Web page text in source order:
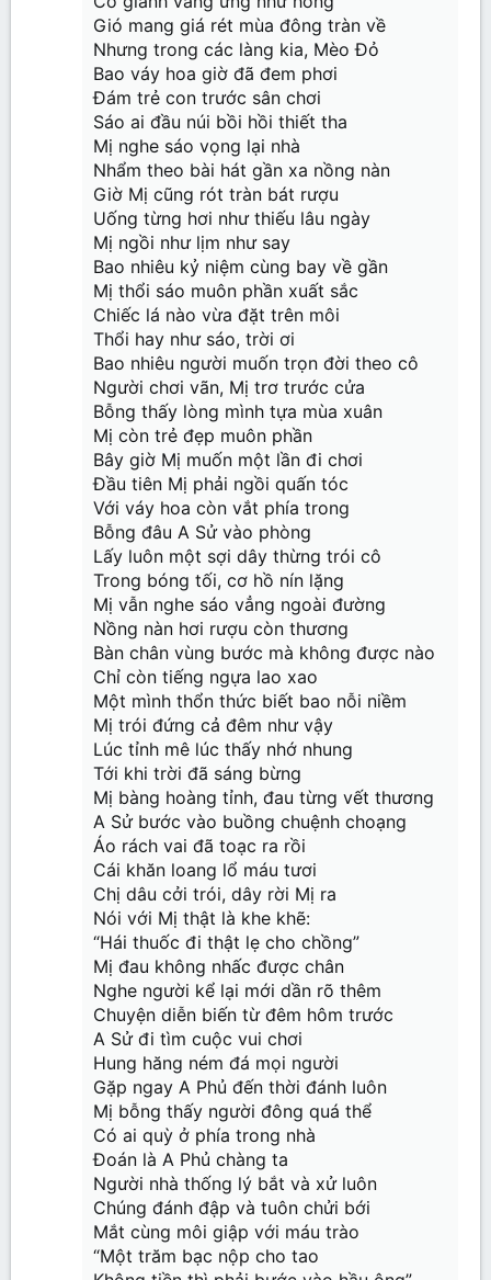
Gió mang giá rét mùa đông tràn về
Nhưng trong các làng kia, Mèo Đỏ
Bao váy hoa giờ đã đem phơi
Đám trẻ con trước sân chơi
Sáo ai đầu núi bồi hồi thiết tha
Mị nghe sáo vọng lại nhà
Nhẩm theo bài hát gần xa nồng nàn
Giờ Mị cũng rót tràn bát rượu
Uống từng hơi như thiếu lâu ngày
Mị ngồi như lịm như say
Bao nhiêu kỷ niệm cùng bay về gần
Mị thổi sáo muôn phần xuất sắc
Chiếc lá nào vừa đặt trên môi
Thổi hay như sáo, trời ơi
Bao nhiêu người muốn trọn đời theo cô
Người chơi vãn, Mị trơ trước cửa
Bỗng thấy lòng mình tựa mùa xuân
Mị còn trẻ đẹp muôn phần
Bây giờ Mị muốn một lần đi chơi
Đầu tiên Mị phải ngồi quấn tóc
Với váy hoa còn vắt phía trong
Bỗng đâu A Sử vào phòng
Lấy luôn một sợi dây thừng trói cô
Trong bóng tối, cơ hồ nín lặng
Mị vẫn nghe sáo vẳng ngoài đường
Nồng nàn hơi rượu còn thương
Bàn chân vùng bước mà không được nào
Chỉ còn tiếng ngựa lao xao
Một mình thổn thức biết bao nỗi niềm
Mị trói đứng cả đêm như vậy
Lúc tỉnh mê lúc thấy nhớ nhung
Tới khi trời đã sáng bừng
Mị bàng hoàng tỉnh, đau từng vết thương
A Sử bước vào buồng chuệnh choạng
Áo rách vai đã toạc ra rồi
Cái khăn loang lổ máu tươi
Chị dâu cởi trói, dây rời Mị ra
Nói với Mị thật là khe khẽ:
“Hái thuốc đi thật lẹ cho chồng”
Mị đau không nhấc được chân
Nghe người kể lại mới dần rõ thêm
Chuyện diễn biến từ đêm hôm trước
A Sử đi tìm cuộc vui chơi
Hung hăng ném đá mọi người
Gặp ngay A Phủ đến thời đánh luôn
Mị bỗng thấy người đông quá thể
Có ai quỳ ở phía trong nhà
Đoán là A Phủ chàng ta
Người nhà thống lý bắt và xử luôn
Chúng đánh đập và tuôn chửi bới
Mắt cùng môi giập với máu trào
“Một trăm bạc nộp cho tao